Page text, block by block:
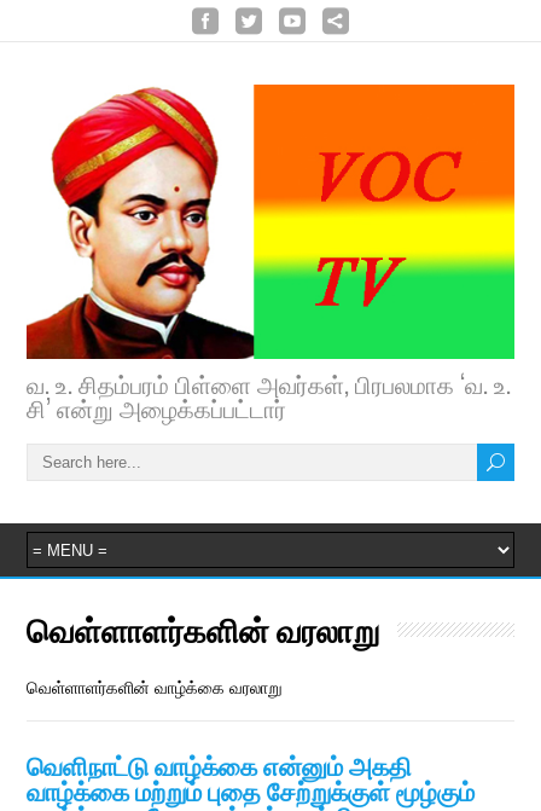
வ. உ. சிதம்பரம் பிள்ளை அவர்கள், பிரபலமாக ‘வ. உ.
சி’ என்று அழைக்கப்பட்டார்
வெள்ளாளர்களின் வரலாறு
வெள்ளாளர்களின் வாழ்க்கை வரலாறு
வெளிநாட்டு வாழ்க்கை என்னும் அகதி
வாழ்க்கை மற்றும் புதை சேற்றுக்குள் மூழ்கும்